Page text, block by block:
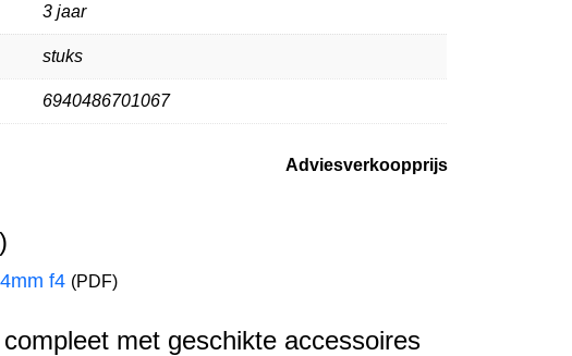
3 jaar
stuks
6940486701067
Adviesverkoopprijs
f4 (PDF)
met geschikte accessoires